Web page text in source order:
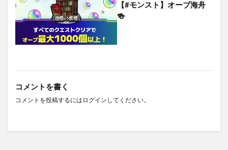
【#モンスト】オーブ海舟
🍻
コメントを書く
コメントを投稿するには ログイン してください。